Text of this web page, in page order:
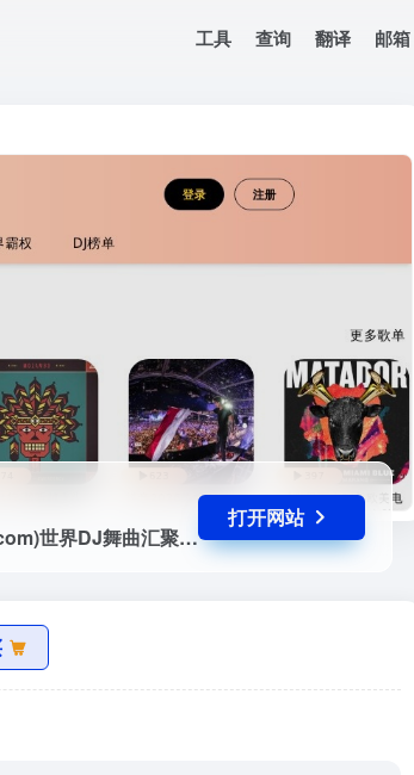
工具 查询 翻译 邮箱
柯基DJ音乐网 www，kejidj，com官网，柯基DJ音乐网(kejidj，com)世界DJ舞曲汇聚，每天更新快人一步，专业DJ团队精心制作好听的串烧，打造车载DJ舞曲，为DJ工作者收录国外DJ舞曲，提供高音质在线试听及MP3免费下载，全方位满足DJ工作者及音乐爱好者的需求，云集2019年度最新最好听的dj音乐下载，更多dj酒吧慢摇...
打开网站